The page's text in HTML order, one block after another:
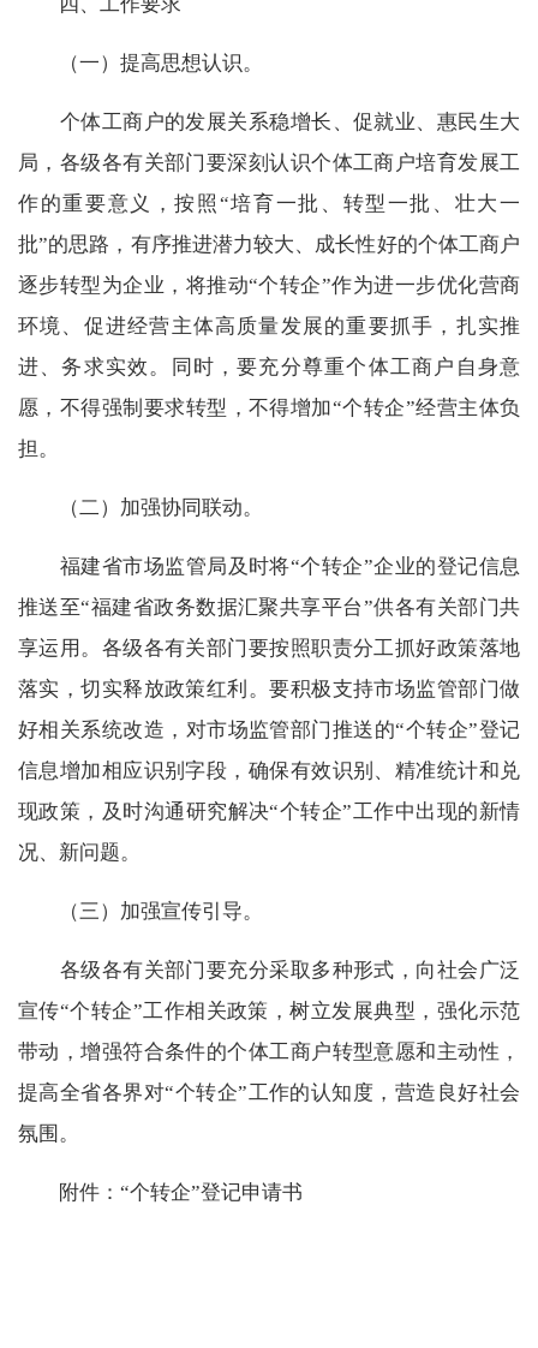
（一）提高思想认识。
个体工商户的发展关系稳增长、促就业、惠民生大
局，各级各有关部门要深刻认识个体工商户培育发展工
作的重要意义，按照“培育一批、转型一批、壮大一
批”的思路，有序推进潜力较大、成长性好的个体工商户
逐步转型为企业，将推动“个转企”作为进一步优化营商
环境、促进经营主体高质量发展的重要抓手，扎实推
进、务求实效。同时，要充分尊重个体工商户自身意
愿，不得强制要求转型，不得增加“个转企”经营主体负
担。
（二）加强协同联动。
福建省市场监管局及时将“个转企”企业的登记信息
推送至“福建省政务数据汇聚共享平台”供各有关部门共
享运用。各级各有关部门要按照职责分工抓好政策落地
落实，切实释放政策红利。要积极支持市场监管部门做
好相关系统改造，对市场监管部门推送的“个转企”登记
信息增加相应识别字段，确保有效识别、精准统计和兑
现政策，及时沟通研究解决“个转企”工作中出现的新情
况、新问题。
（三）加强宣传引导。
各级各有关部门要充分采取多种形式，向社会广泛
宣传“个转企”工作相关政策，树立发展典型，强化示范
带动，增强符合条件的个体工商户转型意愿和主动性，
提高全省各界对“个转企”工作的认知度，营造良好社会
氛围。
附件：“个转企”登记申请书